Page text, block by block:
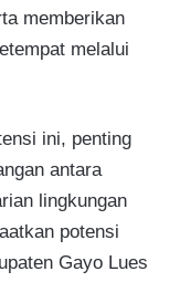
memberikan
melalui
ini, penting
antara
lingkungan
potensi
Gayo Lues